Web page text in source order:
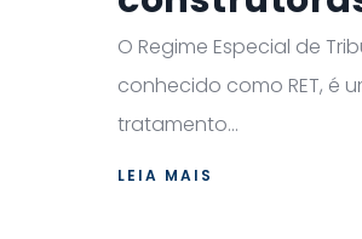
O Regime Especial de
conhecido como RET, é
tratamento...
LEIA MAIS